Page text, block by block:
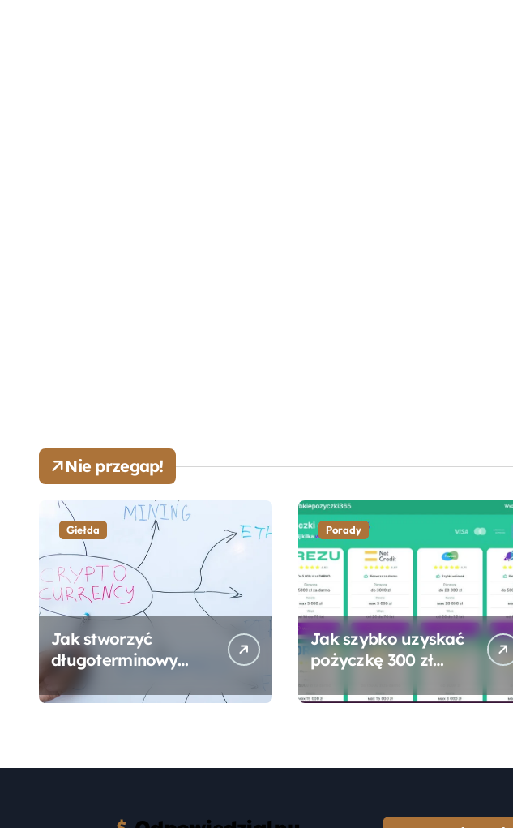
Nie przegap!
Giełda
Jak stworzyć
długoterminowy
10-20 lat?
Porady
Jak szybko uzyskać
pożyczkę 300 zł
formalności?